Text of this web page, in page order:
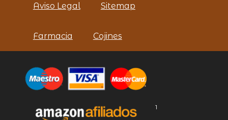
Aviso Legal Sitemap
Farmacia Cojines
1